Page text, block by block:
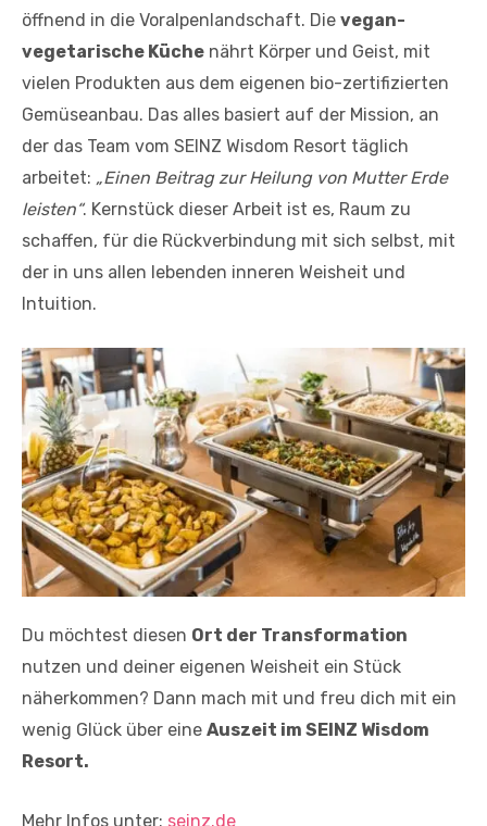
öffnend in die Voralpenlandschaft. Die vegan-
vegetarische Küche nährt Körper und Geist, mit
vielen Produkten aus dem eigenen bio-zertifizierten
Gemüseanbau. Das alles basiert auf der Mission, an
der das Team vom SEINZ Wisdom Resort täglich
arbeitet: „Einen Beitrag zur Heilung von Mutter Erde
leisten“. Kernstück dieser Arbeit ist es, Raum zu
schaffen, für die Rückverbindung mit sich selbst, mit
der in uns allen lebenden inneren Weisheit und
Intuition.
Du möchtest diesen Ort der Transformation
nutzen und deiner eigenen Weisheit ein Stück
näherkommen? Dann mach mit und freu dich mit ein
wenig Glück über eine Auszeit im SEINZ Wisdom
Resort.
Mehr Infos unter: seinz.de